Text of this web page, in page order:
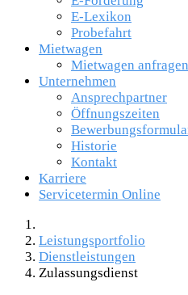
E-Lexikon
Probefahrt
Mietwagen
Mietwagen anfragen
Unternehmen
Ansprechpartner
Öffnungszeiten
Historie
Kontakt
Karriere
Servicetermin Online
Leistungsportfolio
Dienstleistungen
Zulassungsdienst